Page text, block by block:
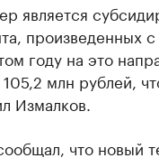
является
произведенных
году на это
млн рублей,
Измалков.
что новый